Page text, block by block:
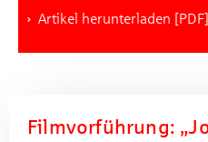
Artikel herunterladen [PDF]
Filmvorführung: